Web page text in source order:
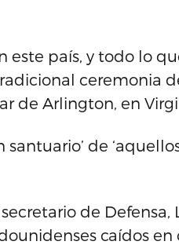
este país, y todo lo
ceremonia
de Arlington, en
de
de Defensa,
caídos